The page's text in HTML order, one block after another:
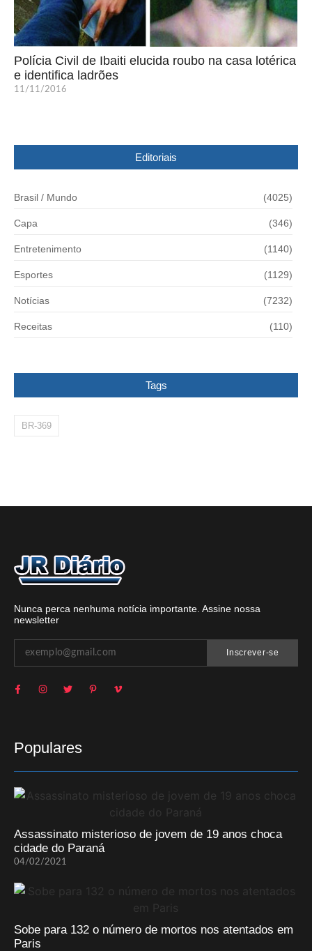
Polícia Civil de Ibaiti elucida roubo na casa lotérica
e identifica ladrões
11/11/2016
Editoriais
Brasil / Mundo (4025)
Capa (346)
Entretenimento (1140)
Esportes (1129)
Notícias (7232)
Receitas (110)
Tags
BR-369
Nunca perca nenhuma notícia importante. Assine nossa
newsletter
Inscrever-se
Populares
Assassinato misterioso de jovem de 19 anos choca
cidade do Paraná
04/02/2021
Sobe para 132 o número de mortos nos atentados em
Paris